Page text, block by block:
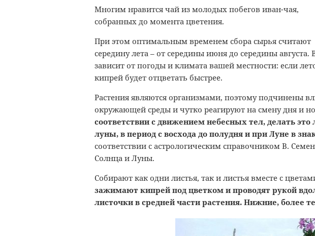
Многим нравится чай из молодых побегов иван-чая,
собранных до момента цветения.
При этом оптимальным временем сбора сырья считают
середину лета – от середины июня до середины августа.
зависит от погоды и климата вашей местности: если
кипрей будет отцветать быстрее.
Растения являются организмами, поэтому подчинены
окружающей среды и чутко реагируют на смену дня и
соответствии с движением небесных тел, делать
луны, в период с восхода до полудня и при Луне в
соответствии с астрологическим справочником В.
Солнца и Луны.
Собирают как одни листья, так и листья вместе с
зажимают кипрей под цветком и проводят рукой
листочки в средней части растения. Нижние, более